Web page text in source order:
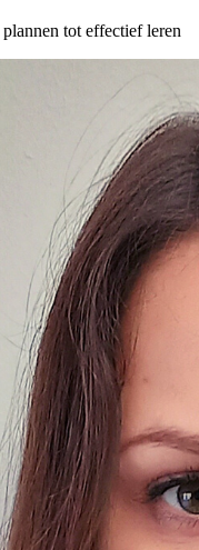
tot effectief leren